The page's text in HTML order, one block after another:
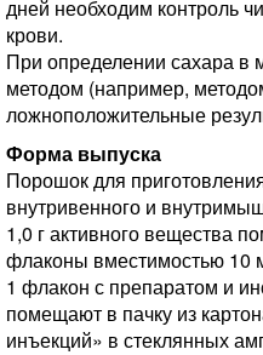
дней необходим контроль
крови.
При определении сахара в
методом (например,
ложноположительные
Форма выпуска
Порошок для
внутривенного и
1,0 г активного вещества
флаконы вместимостью 10
1 флакон с препаратом и
помещают в пачку из
инъекций» в стеклянных